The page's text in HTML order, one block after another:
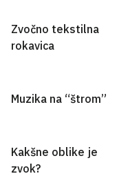
Zvočno tekstilna
rokavica
Muzika na “štrom”
Kakšne oblike je
zvok?